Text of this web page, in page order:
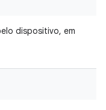
dispositivo, em